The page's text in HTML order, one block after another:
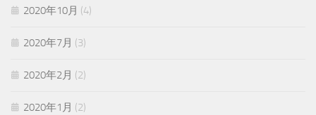
2020年10月 (4)
2020年7月 (3)
2020年2月 (2)
2020年1月 (2)